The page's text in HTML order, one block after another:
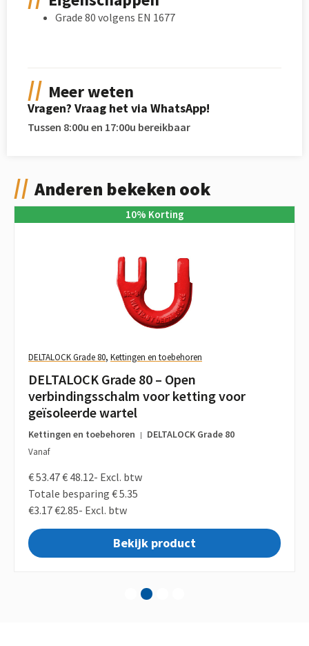
Grade 80 volgens EN 1677
Meer weten
Vragen? Vraag het via WhatsApp!
Tussen 8:00u en 17:00u bereikbaar
Anderen bekeken ook
10% Korting
DELTALOCK Grade 80, Kettingen en toebehoren
DELTALOCK Grade 80 – Open
verbindingsschalm voor ketting voor
geïsoleerde wartel
Kettingen en toebehoren | DELTALOCK Grade 80
Vanaf
€ 53.47€ 48.12- Excl. btw
Totale besparing € 5.35
€3.17€2.85- Excl. btw
Bekijk product
4